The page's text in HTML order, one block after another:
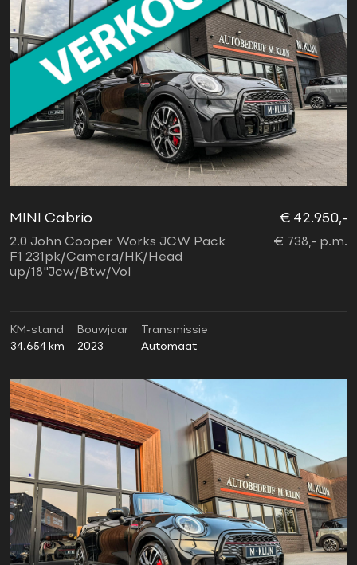
MINI Cabrio
2.0 John Cooper Works JCW Pack
F1 231pk/Camera/HK/Head
up/18"Jcw/Btw/Vol
€ 42.950,-
€ 738,- p.m.
KM-stand
34.654 km
Bouwjaar
2023
Transmissie
Automaat